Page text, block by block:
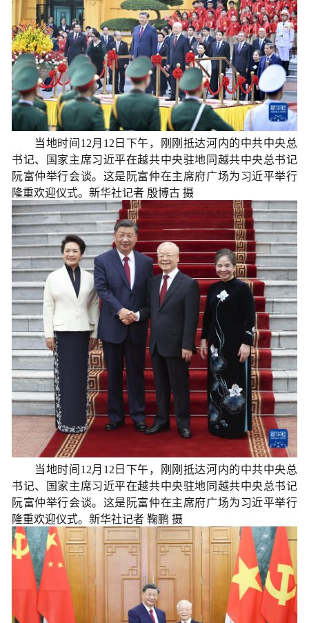
当地时间12月12日下午，刚刚抵达河内的中共中央总
书记、国家主席习近平在越共中央驻地同越共中央总书记
阮富仲举行会谈。这是阮富仲在主席府广场为习近平举行
隆重欢迎仪式。新华社记者 殷博古 摄
当地时间12月12日下午，刚刚抵达河内的中共中央总
书记、国家主席习近平在越共中央驻地同越共中央总书记
阮富仲举行会谈。这是阮富仲在主席府广场为习近平举行
隆重欢迎仪式。新华社记者 鞠鹏 摄